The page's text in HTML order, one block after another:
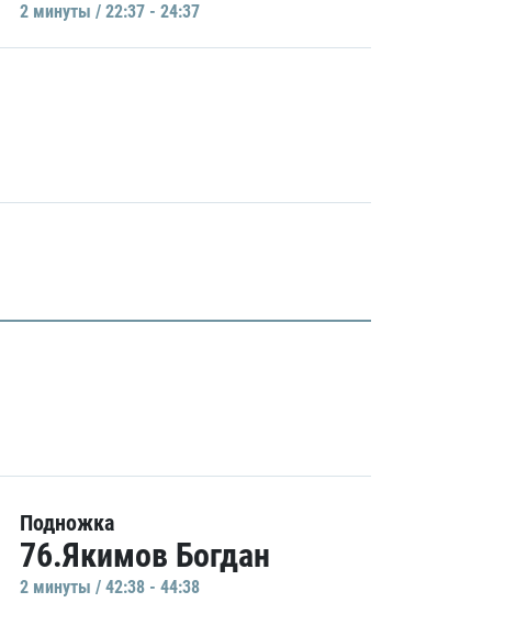
2 минуты / 22:37 - 24:37
Подножка
76.Якимов Богдан
2 минуты / 42:38 - 44:38